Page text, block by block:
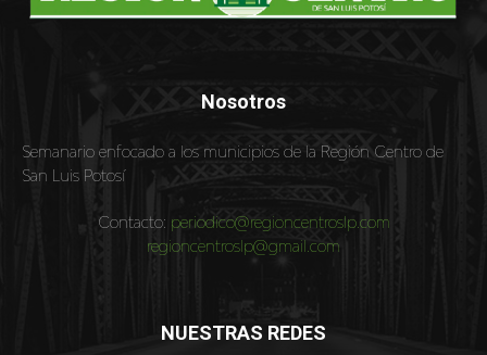
Nosotros
Semanario enfocado a los municipios de la Región Centro de
San Luis Potosí
Contacto: periodico@regioncentroslp.com
regioncentroslp@gmail.com
NUESTRAS REDES